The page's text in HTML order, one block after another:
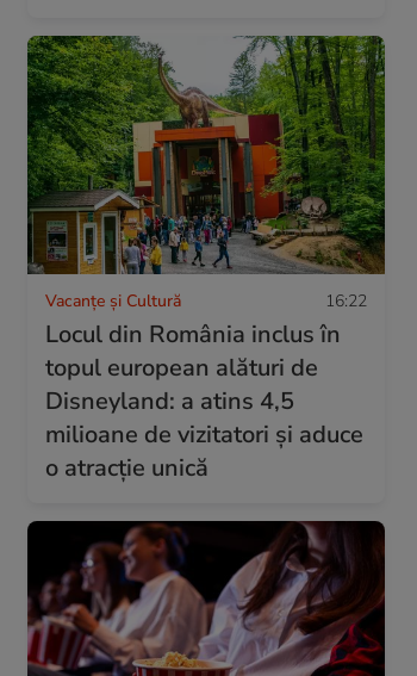
Vacanțe și Cultură 16:22
Locul din România inclus în
topul european alături de
Disneyland: a atins 4,5
milioane de vizitatori și aduce
o atracție unică